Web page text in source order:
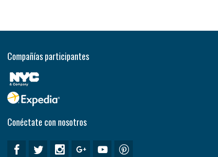
Compañías participantes
Conéctate con nosotros